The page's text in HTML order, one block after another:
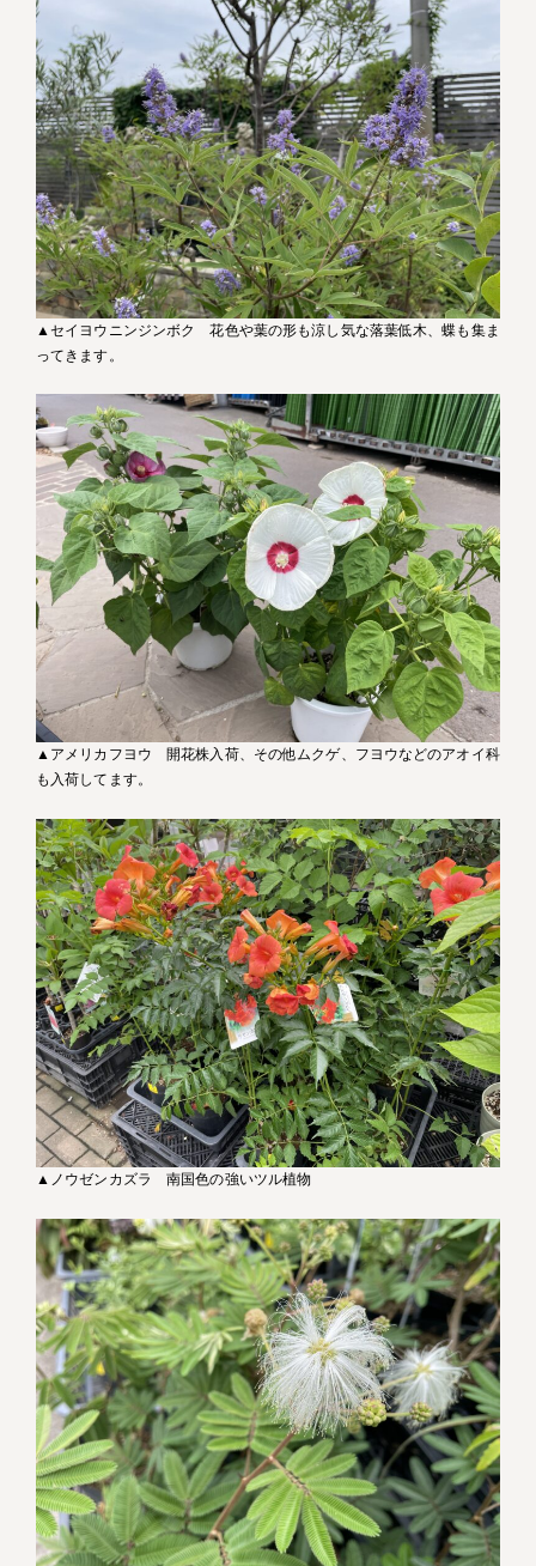
▲セイヨウニンジンボク 花色や葉の形も涼し気な落葉低木、蝶も集ま
ってきます。
▲アメリカフヨウ 開花株入荷、その他ムクゲ、フヨウなどのアオイ科
も入荷してます。
▲ノウゼンカズラ 南国色の強いツル植物